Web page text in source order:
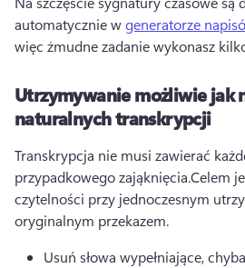
automatycznie w generatorze
więc żmudne zadanie wykonasz
Utrzymywanie możliwie jak
naturalnych transkrypcji
Transkrypcja nie musi zawierać
przypadkowego zająknięcia.Celem
czytelności przy jednoczesnym
oryginalnym przekazem.
Usuń słowa wypełniające,